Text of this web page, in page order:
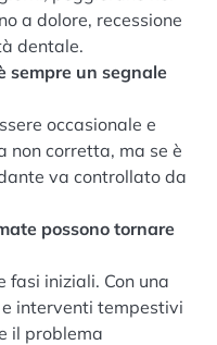
a dolore, recessione
dentale.
sempre un segnale
occasionale e
non corretta, ma se è
va controllato da
possono tornare
fasi iniziali. Con una
interventi tempestivi
il problema